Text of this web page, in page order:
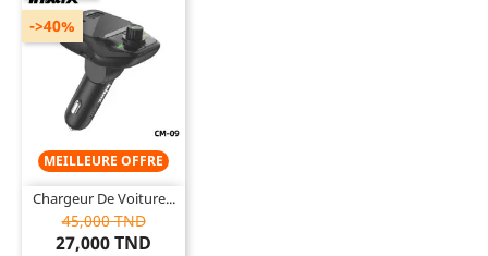
MEILLEURE OFFRE
Chargeur De Voiture...
45,000 TND
27,000 TND
->40%